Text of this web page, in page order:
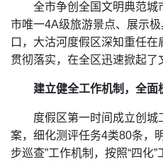
全市争创全国文明典范城
市唯一4A级旅游景点、展示极
口，大沽河度假区深知重任
贯彻落实，在全区迅速掀起了
建立健全工作机制，全面
度假区第一时间成立创城
案，细化测评任务4类80条，
步巡查”工作机制，按照“四化